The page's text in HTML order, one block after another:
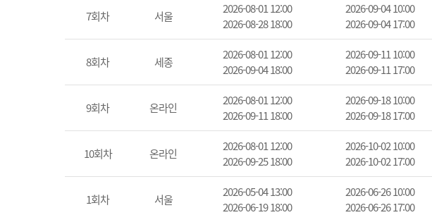
7회차 서울
2026-08-01 12:00
2026-08-28 18:00
2026-09-04 10:00
2026-09-04 17:00
8회차 세종
2026-08-01 12:00
2026-09-04 18:00
2026-09-11 10:00
2026-09-11 17:00
9회차 온라인
2026-08-01 12:00
2026-09-11 18:00
2026-09-18 10:00
2026-09-18 17:00
10회차 온라인
2026-08-01 12:00
2026-09-25 18:00
2026-10-02 10:00
2026-10-02 17:00
1회차 서울
2026-05-04 13:00
2026-06-19 18:00
2026-06-26 10:00
2026-06-26 17:00